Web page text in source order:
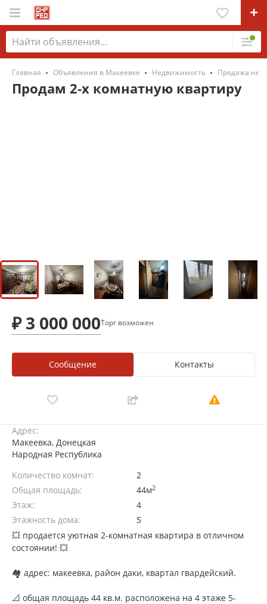
Главная Объявления в Макеевке Недвижимость Продажа
Продам 2-х комнатную квартиру
₽ 3 000 000Торг возможен
Сообщение Контакты
Адрес:
Макеевка, Донецкая
Народная Республика
Количество комнат:
2
Общая площадь:
44м2
Этаж:
4
Этажность дома:
5
💥 продается уютная 2-комнатная квартира в отличном
состоянии! 💥
🏘️ адрес: макеевка, район даки, квартал гвардейский.
📐 общая площадь 44 кв.м. расположена на 4 этаже 5-